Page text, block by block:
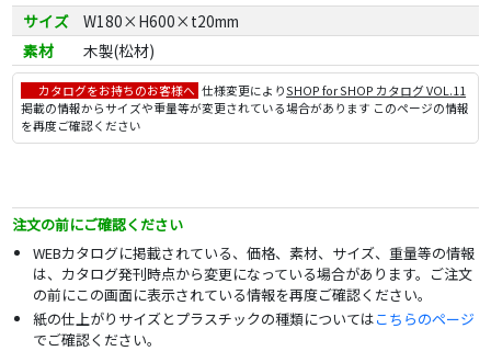
サイズ
W180×H600×t20mm
素材
木製(松材)
カタログをお持ちのお客様へ 仕様変更によりSHOP for SHOP カタログ VOL.11
掲載の情報からサイズや重量等が変更されている場合があります このページの情報
を再度ご確認ください
注文の前にご確認ください
WEBカタログに掲載されている、価格、素材、サイズ、重量等の情報
は、カタログ発刊時点から変更になっている場合があります。ご注文
の前にこの画面に表示されている情報を再度ご確認ください。
紙の仕上がりサイズとプラスチックの種類についてはこちらのページ
でご確認ください。